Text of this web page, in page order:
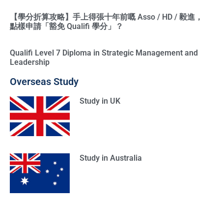
【學分折算攻略】手上得張十年前嘅 Asso / HD / 毅進，
點樣申請「豁免 Qualifi 學分」？
Qualifi Level 7 Diploma in Strategic Management and
Leadership
Overseas Study
Study in UK
Study in Australia